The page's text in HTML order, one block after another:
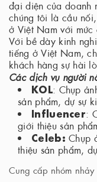
đại diện của doanh
chúng tôi là cầu
ở Việt Nam với mức
Với bề dày kinh
tiếng ở Việt Nam,
khách hàng sự hài
Các dịch vụ người
KOL: Chụp
sản phẩm, dự sự
Influencer:
giới thiệu sản
Celeb: Chụp
thiệu sản phẩm,
Cung cấp nhóm nhảy